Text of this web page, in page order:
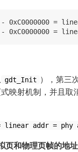
=
gdt_Init ），第三
映射机制，并且取
addr = phy
页和物理页帧的地